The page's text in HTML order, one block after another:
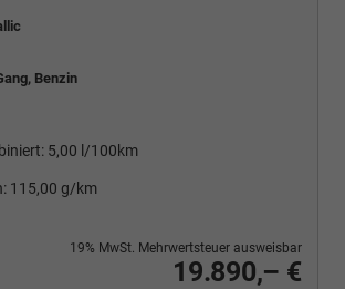
Benzin
5,00 l/100km
115,00 g/km
19.890,– €
19% MwSt. Mehrwertsteuer ausweisbar